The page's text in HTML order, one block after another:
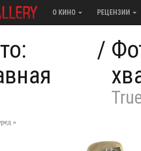
О КИНО РЕЦЕНЗИИ
/
»